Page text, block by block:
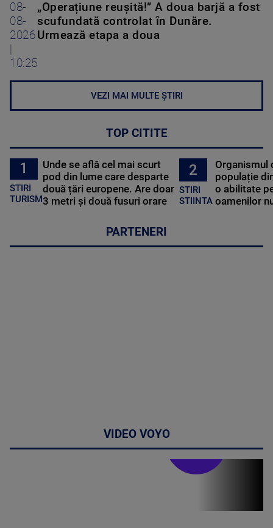
08-
08-
2026
10:25
„Operațiune reușită!” A doua barjă a fost
scufundată controlat în Dunăre.
Urmează etapa a doua
VEZI MAI MULTE ȘTIRI
TOP CITITE
1
STIRI
TURISM
Unde se află cel mai scurt
pod din lume care desparte
două țări europene. Are doar
3 metri și două fusuri orare
2
STIRI
STIINTA
Organismul
populație
o abilitate
oamenilor
PARTENERI
VIDEO VOYO